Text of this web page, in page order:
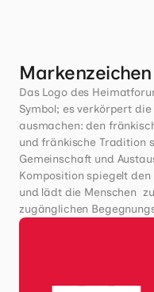
Markenzeichen
Das Logo des
Symbol; es verkörpert
ausmachen: den
und fränkische Tradition
Gemeinschaft und
Komposition spiegelt
und lädt die Menschen
zugänglichen